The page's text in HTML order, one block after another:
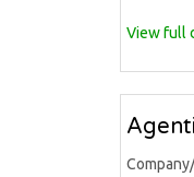
View full